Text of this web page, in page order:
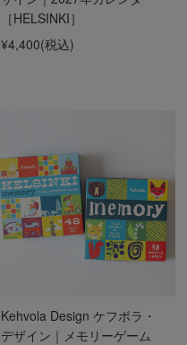
［HELSINKI］
¥4,400(税込)
Kehvola Design ケフボラ・
デザイン｜メモリーゲーム